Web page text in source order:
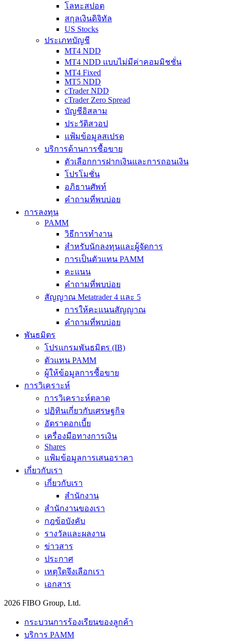
โลหะสปอต
สกุลเงินดิจิทัล
US Stocks
ประเภทบัญชี
MT4 NDD
MT4 NDD แบบไม่มีค่าคอมมิชชั่น
MT4 Fixed
MT5 NDD
cTrader NDD
cTrader Zero Spread
บัญชีอิสลาม
ประวัติสวอป
แฟ้มข้อมูลสเปรด
บริการด้านการซื้อขาย
ตัวเลือกการฝากเงินและการถอนเงิน
โปรโมชั่น
อภิธานศัพท์
คำถามที่พบบ่อย
การลงทุน
PAMM
วิธีการทำงาน
สำหรับนักลงทุนและผู้จัดการ
การเป็นตัวแทน PAMM
คะแนน
คำถามที่พบบ่อย
สัญญาณ Metatrader 4 และ 5
การให้คะแนนสัญญาณ
คำถามที่พบบ่อย
พันธมิตร
โปรแกรมพันธมิตร (IB)
ตัวแทน PAMM
ผู้ให้ข้อมูลการซื้อขาย
การวิเคราะห์
การวิเคราะห์ตลาด
ปฏิทินเกี่ยวกับเศรษฐกิจ
อัตราดอกเบี้ย
เครื่องมือทางการเงิน
Shares
แฟ้มข้อมูลการเสนอราคา
เกี่ยวกับเรา
เกี่ยวกับเรา
สำนักงาน
สำนักงานของเรา
กฎข้อบังคับ
รางวัลและผลงาน
ข่าวสาร
ประกาศ
เหตุใดจึงเลือกเรา
เอกสาร
2026 FIBO Group, Ltd.
กระบวนการร้องเรียนของลูกค้า
บริการ PAMM